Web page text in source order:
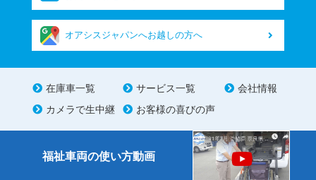
オアシスジャパンへお越しの方へ
在庫車一覧 サービス一覧
会社情報
カメラで生中継
お客様の喜びの声
福祉車両の使い方動画